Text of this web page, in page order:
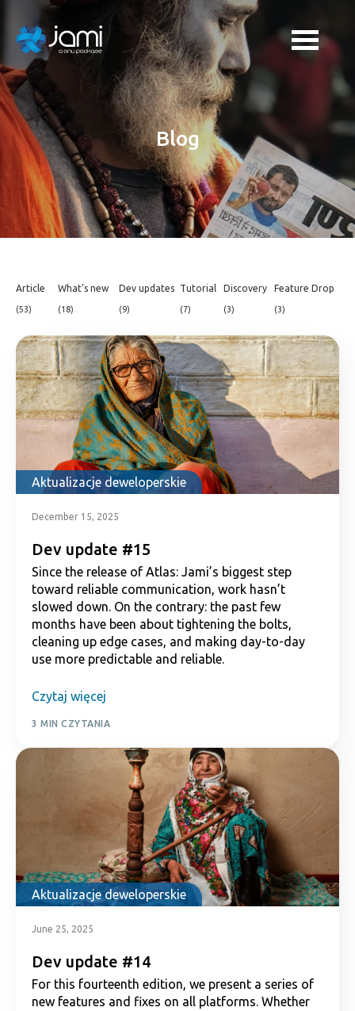
Blog
Article
(53)
What's new
(18)
Dev updates
(9)
Tutorial
(7)
Discovery
(3)
Feature Drop
(3)
Aktualizacje deweloperskie
December 15, 2025
Dev update #15
Since the release of Atlas: Jami’s biggest step
toward reliable communication, work hasn’t
slowed down. On the contrary: the past few
months have been about tightening the bolts,
cleaning up edge cases, and making day-to-day
use more predictable and reliable.
Czytaj więcej
3 MIN CZYTANIA
Aktualizacje deweloperskie
June 25, 2025
Dev update #14
For this fourteenth edition, we present a series of
new features and fixes on all platforms. Whether